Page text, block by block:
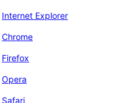
Internet Explorer
Chrome
Firefox
Opera
Safari